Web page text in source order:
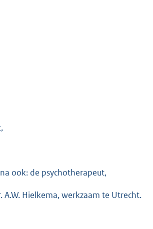
ook: de psychotherapeut,
A.W. Hielkema, werkzaam te Utrecht.